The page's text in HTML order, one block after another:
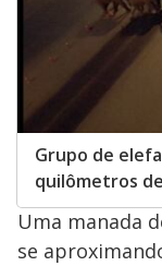
Grupo de
quilômetros
Uma manada
se